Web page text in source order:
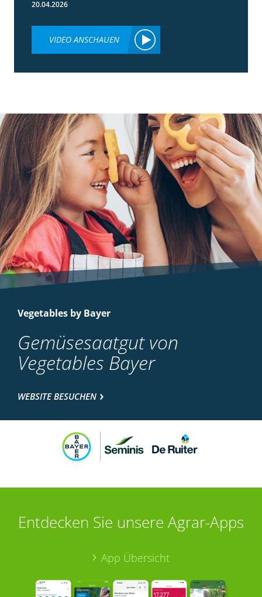
20.04.2026
VIDEO ANSCHAUEN
Vegetables by Bayer
Gemüsesaatgut von
Vegetables Bayer
WEBSITE BESUCHEN
Entdecken Sie unsere Agrar-Apps
App Übersicht